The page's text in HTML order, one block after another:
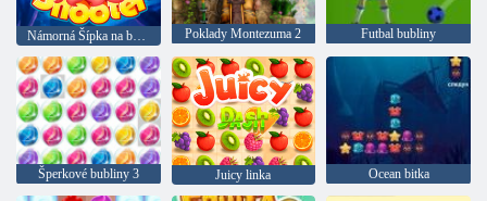
Poklady Montezuma 2 Futbal bubliny
Šperkové bubliny 3 Juicy linka Ocean bitka